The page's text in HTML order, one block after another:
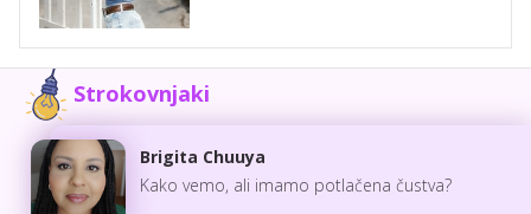
Strokovnjaki
Brigita Chuuya
Kako vemo, ali imamo potlačena čustva?